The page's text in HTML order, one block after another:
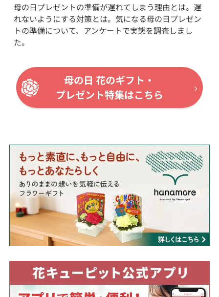
母の日プレゼントの準備が遅れてしまう理由とは。遅
れないようにする対策とは。気になる母の日プレゼン
トの準備について、アンケートで実態を調査しまし
た。
母の日 花のギフト・
プレゼント特集はこちら